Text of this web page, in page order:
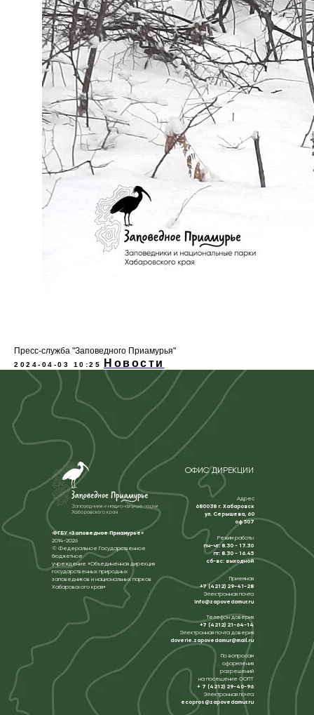
Пресс-служба "Заповедного Приамурья"
2024-04-03 10:25 Новости
ФГБУ «Заповедное Приамурье»
2014-2026
© Федеральное Государственное
бюджетное
учреждение «Объединенная дирекция
государственных природных
заповедников и национальных парков
Хабаровского края»
Режим работы
пн-чт: 8.30 - 17.30
пт: 8.30 - 16.45
сб-вс: выходной
Адрес
680038 г. Хабаровск
ул. Серышева, 60
оф 507
Приемная
+7 (4212) 29-41-28
Электронная почта
info@zapovedamur.ru
Телефон доверия
+7 (4212) 21-64-14
Электронная почта доверия
doverie.zapovedamur@mail.ru
По вопросам
оформления
разрешений
на посещение ООПТ
+ 7 (4212) 29-40-96
Электронная почта
ecopros@zapovedamur.ru
ОФИС ДИРЕКЦИИ